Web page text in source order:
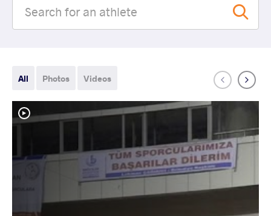
All Photos Videos